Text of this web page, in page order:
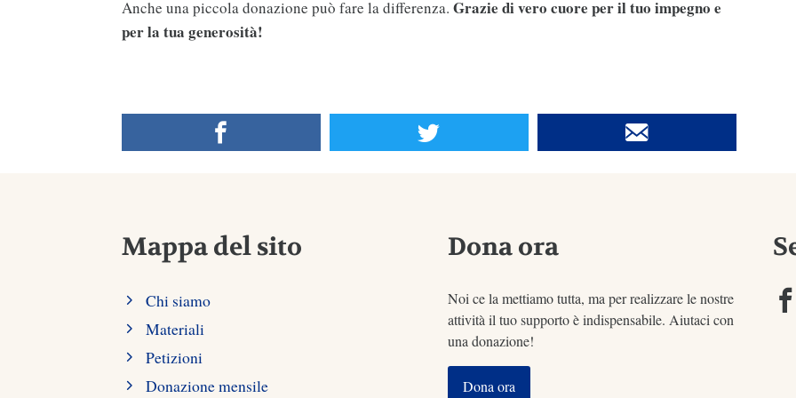
Anche una piccola donazione può fare la differenza. Grazie di vero cuore per il tuo impegno e
per la tua generosità!
Mappa del sito
Chi siamo
Materiali
Petizioni
Donazione mensile
Dona ora
Noi ce la mettiamo tutta, ma per realizzare le nostre
attività il tuo supporto è indispensabile. Aiutaci con
una donazione!
Dona ora